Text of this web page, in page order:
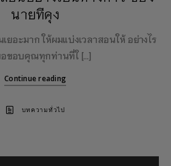
นายทีคุง
ยอะมาก ให้ผมแบ่งเวลาสอนให้ อย่างไร
อขอบคุณทุกท่านที่ใ […]
Continue reading
บทความทั่วไป